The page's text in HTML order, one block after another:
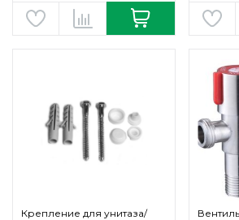
Крепление для унитаза/